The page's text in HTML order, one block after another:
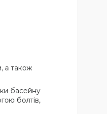
а також
басейну
болтів,